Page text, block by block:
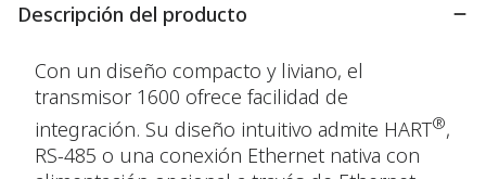
Descripción del producto
Con un diseño compacto y liviano, el
transmisor 1600 ofrece facilidad de
integración. Su diseño intuitivo admite HART®,
RS-485 o una conexión Ethernet nativa con